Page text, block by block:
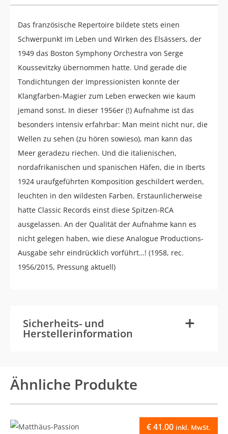
Das französische Repertoire bildete stets einen
Schwerpunkt im Leben und Wirken des Elsässers, der
1949 das Boston Symphony Orchestra von Serge
Koussevitzky übernommen hatte. Und gerade die
Tondichtungen der Impressionisten konnte der
Klangfarben-Magier zum Leben erwecken wie kaum
jemand sonst. In dieser 1956er (!) Aufnahme ist das
besonders intensiv erfahrbar: Man meint nicht nur, die
Wellen zu sehen (zu hören sowieso), man kann das
Meer geradezu riechen. Und die italienischen,
nordafrikanischen und spanischen Häfen, die in Iberts
1924 uraufgeführten Komposition geschildert werden,
leuchten in den wildesten Farben. Erstaunlicherweise
hatte Classic Records einst diese Spitzen-RCA
ausgelassen. An der Qualität der Aufnahme kann es
nicht gelegen haben, wie diese Analogue Productions-
Ausgabe sehr eindrücklich vorführt…! (1958, rec.
1956/2015, Pressung aktuell)
Sicherheits- und
Herstellerinformation +
-
Ähnliche Produkte
€41.00 inkl. MwSt.